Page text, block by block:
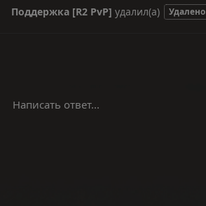
Поддержка [R2 PvP] удалил(а) Удалено
Написать ответ...